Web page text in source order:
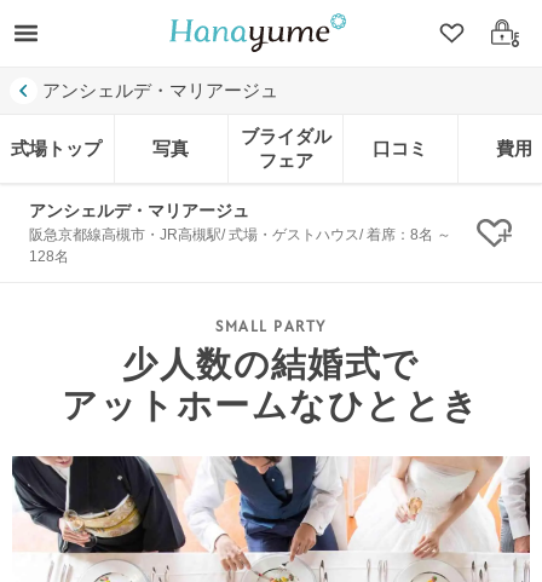
クリップ
ログ
アンシェルデ・マリアージュ
式場トップ 写真
ブライダル
フェア
口コミ 費用
アンシェルデ・マリアージュ
阪急京都線高槻市・JR高槻駅/ 式場・ゲストハウス/ 着席：8名 ～
128名
ク
少人数の結婚式で
アットホームなひととき